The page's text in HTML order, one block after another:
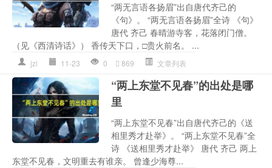
“两无言语各扬眉”出自唐代齐己的
《句》。 “两无言语各扬眉”全诗 《句》
唐代 齐己 春晴游寺客，花落闭门僧。
（见《西清诗话》） 香传天下口，□贵火前名。 ...
jzl 11-23 0 869 文章列表
“两上东堂不见春”的出处是哪
里
“两上东堂不见春”出自唐代齐己的《送
相里秀才赴举》。 “两上东堂不见春”全
诗 《送相里秀才赴举》 唐代 齐己 两上
东堂不见春，文明重去有谁亲。 曾逢少海尊...